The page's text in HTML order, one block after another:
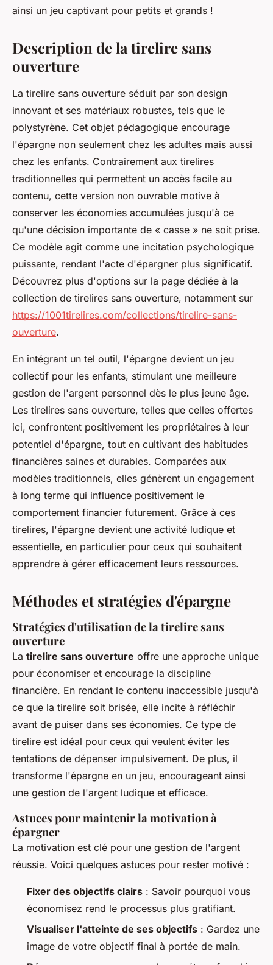
ainsi un jeu captivant pour petits et grands !
Description de la tirelire sans
ouverture
La tirelire sans ouverture séduit par son design
innovant et ses matériaux robustes, tels que le
polystyrène. Cet objet pédagogique encourage
l'épargne non seulement chez les adultes mais aussi
chez les enfants. Contrairement aux tirelires
traditionnelles qui permettent un accès facile au
contenu, cette version non ouvrable motive à
conserver les économies accumulées jusqu'à ce
qu'une décision importante de « casse » ne soit prise.
Ce modèle agit comme une incitation psychologique
puissante, rendant l'acte d'épargner plus significatif.
Découvrez plus d'options sur la page dédiée à la
collection de tirelires sans ouverture, notamment sur
https://1001tirelires.com/collections/tirelire-sans-
ouverture.
En intégrant un tel outil, l'épargne devient un jeu
collectif pour les enfants, stimulant une meilleure
gestion de l'argent personnel dès le plus jeune âge.
Les tirelires sans ouverture, telles que celles offertes
ici, confrontent positivement les propriétaires à leur
potentiel d'épargne, tout en cultivant des habitudes
financières saines et durables. Comparées aux
modèles traditionnels, elles génèrent un engagement
à long terme qui influence positivement le
comportement financier futurement. Grâce à ces
tirelires, l'épargne devient une activité ludique et
essentielle, en particulier pour ceux qui souhaitent
apprendre à gérer efficacement leurs ressources.
Méthodes et stratégies d'épargne
Stratégies d'utilisation de la tirelire sans
ouverture
La tirelire sans ouverture offre une approche unique
pour économiser et encourage la discipline
financière. En rendant le contenu inaccessible jusqu'à
ce que la tirelire soit brisée, elle incite à réfléchir
avant de puiser dans ses économies. Ce type de
tirelire est idéal pour ceux qui veulent éviter les
tentations de dépenser impulsivement. De plus, il
transforme l'épargne en un jeu, encourageant ainsi
une gestion de l'argent ludique et efficace.
Astuces pour maintenir la motivation à
épargner
La motivation est clé pour une gestion de l'argent
réussie. Voici quelques astuces pour rester motivé :
Fixer des objectifs clairs : Savoir pourquoi vous
économisez rend le processus plus gratifiant.
Visualiser l'atteinte de ses objectifs : Gardez une
image de votre objectif final à portée de main.